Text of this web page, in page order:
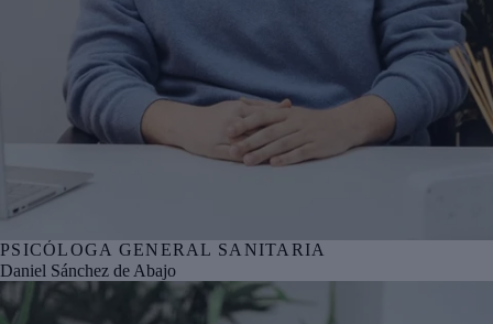
Nº col. COPBI BI05292
PSICÓLOGA GENERAL SANITARIA
Daniel Sánchez de Abajo